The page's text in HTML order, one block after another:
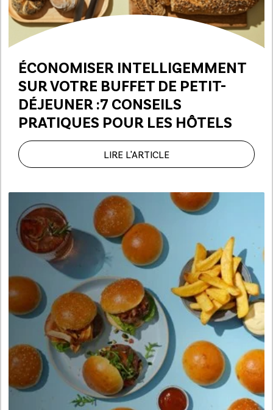
ÉCONOMISER INTELLIGEMMENT
SUR VOTRE BUFFET DE PETIT-
DÉJEUNER :7 CONSEILS
PRATIQUES POUR LES HÔTELS
LIRE L'ARTICLE